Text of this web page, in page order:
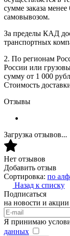
сумме заказа менее
самовывозом.
За пределы КАД
транспортных
2. По регионам
России или
сумму от 1 000
Стоимость
Отзывы
Загрузка отзывов...
Нет отзывов
Добавить отзыв
Сортировка: по
Назад к списку
Подписаться
на новости и акции
Я принимаю
данных